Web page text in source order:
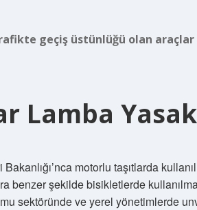
geçiş üstünlüğü olan
Lamba Yasak
motorlu taşıtlarda
benzer şekilde bisikletlerde
sektöründe ve yerel yönetimlerde